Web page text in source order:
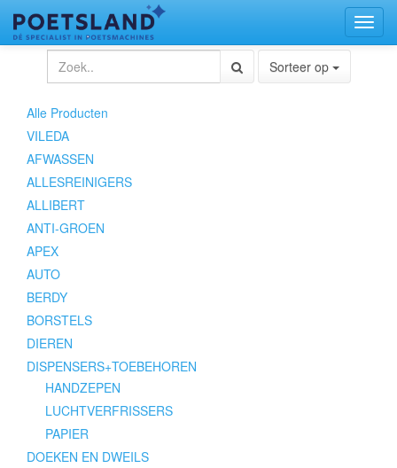
Sorteer op
Alle Producten
VILEDA
AFWASSEN
ALLESREINIGERS
ALLIBERT
ANTI-GROEN
APEX
AUTO
BERDY
BORSTELS
DIEREN
DISPENSERS+TOEBEHOREN
HANDZEPEN
LUCHTVERFRISSERS
PAPIER
DOEKEN EN DWEILS